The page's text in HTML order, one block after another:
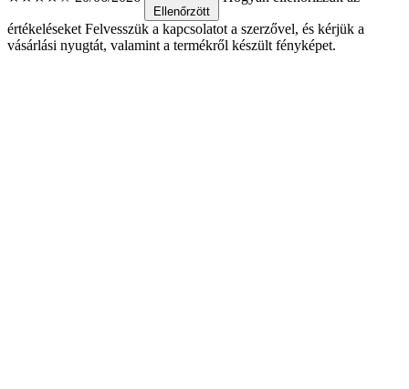
Ellenőrzött
értékeléseket Felvesszük a kapcsolatot a szerzővel, és kérjük a
vásárlási nyugtát, valamint a termékről készült fényképet.